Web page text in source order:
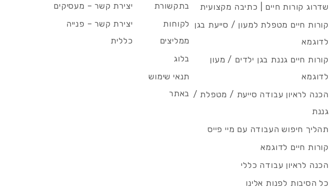
שדרוג קורות חיים | כתיבה מקצועית
קורות חיים מטפלת למעון / סייעת בגן
לדוגמא
קורות חיים גננת בגן ילדים / מעון
לדוגמא
הכנה לראיון עבודה סייעת / מטפלת /
גננת
תהליך חיפוש העבודה עם מיי פייס
קורות חיים לדוגמא
הכנה לראיון עבודה כללי
כל הסיבות לפנות אלינו
בתקשורת
לקוחות
ממליצים
בלוג
תנאי שימוש
באתר
יצירת קשר – מעסיקים
יצירת קשר – פנייה
כללית